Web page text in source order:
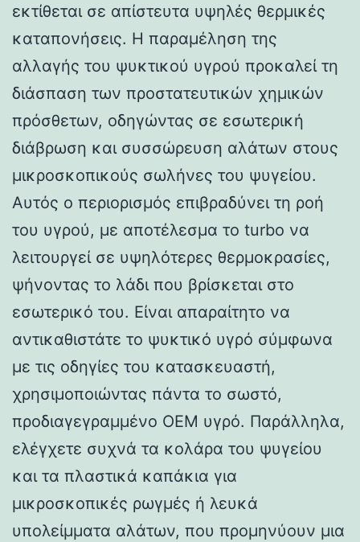
εκτίθεται σε απίστευτα υψηλές θερμικές
καταπονήσεις. Η παραμέληση της
αλλαγής του ψυκτικού υγρού προκαλεί τη
διάσπαση των προστατευτικών χημικών
πρόσθετων, οδηγώντας σε εσωτερική
διάβρωση και συσσώρευση αλάτων στους
μικροσκοπικούς σωλήνες του ψυγείου.
Αυτός ο περιορισμός επιβραδύνει τη ροή
του υγρού, με αποτέλεσμα το turbo να
λειτουργεί σε υψηλότερες θερμοκρασίες,
ψήνοντας το λάδι που βρίσκεται στο
εσωτερικό του. Είναι απαραίτητο να
αντικαθιστάτε το ψυκτικό υγρό σύμφωνα
με τις οδηγίες του κατασκευαστή,
χρησιμοποιώντας πάντα το σωστό,
προδιαγεγραμμένο OEM υγρό. Παράλληλα,
ελέγχετε συχνά τα κολάρα του ψυγείου
και τα πλαστικά καπάκια για
μικροσκοπικές ρωγμές ή λευκά
υπολείμματα αλάτων, που προμηνύουν μια